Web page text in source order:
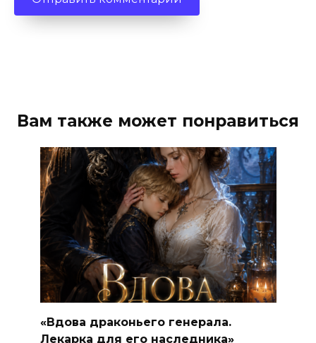
Вам также может понравиться
«Вдова драконьего генерала.
Лекарка для его наследника»